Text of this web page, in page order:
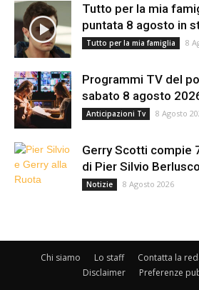
Tutto per la mia
puntata 8 agosto in
Tutto per la mia famiglia 8
Programmi TV del
sabato 8 agosto
Anticipazioni Tv 8 Agosto
Gerry Scotti compie
di Pier Silvio
Notizie 8 Agosto 2026
Chi siamo Lo staff Contatta la
Disclaimer
Preferenze